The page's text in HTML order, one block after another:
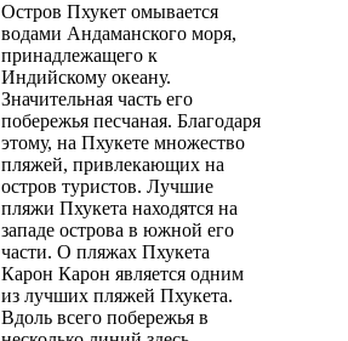
Остров Пхукет омывается
водами Андаманского моря,
принадлежащего к
Индийскому океану.
Значительная часть его
побережья песчаная. Благодаря
этому, на Пхукете множество
пляжей, привлекающих на
остров туристов. Лучшие
пляжи Пхукета находятся на
западе острова в южной его
части. О пляжах Пхукета
Карон Карон является одним
из лучших пляжей Пхукета.
Вдоль всего побережья в